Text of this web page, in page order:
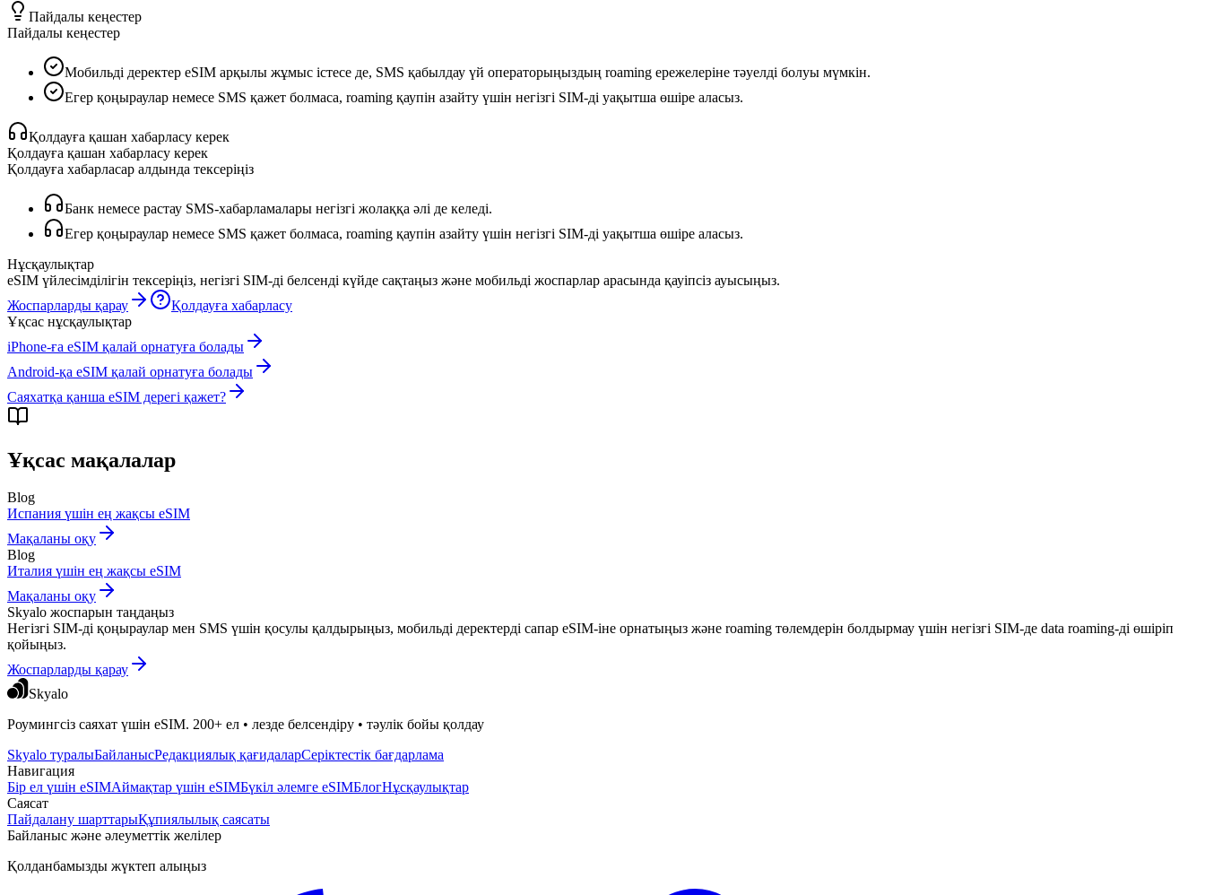
Пайдалы кеңестер
Пайдалы кеңестер
Мобильді деректер eSIM арқылы жұмыс істесе де, SMS қабылдау үй операторыңыздың roaming ережелеріне тәуелді болуы мүмкін.
Егер қоңыраулар немесе SMS қажет болмаса, roaming қаупін азайту үшін негізгі SIM-ді уақытша өшіре аласыз.
Қолдауға қашан хабарласу керек
Қолдауға қашан хабарласу керек
Қолдауға хабарласар алдында тексеріңіз
Банк немесе растау SMS-хабарламалары негізгі жолаққа әлі де келеді.
Егер қоңыраулар немесе SMS қажет болмаса, roaming қаупін азайту үшін негізгі SIM-ді уақытша өшіре аласыз.
Нұсқаулықтар
eSIM үйлесімділігін тексеріңіз, негізгі SIM-ді белсенді күйде сақтаңыз және мобильді жоспарлар арасында қауіпсіз ауысыңыз.
Жоспарларды қарау
Қолдауға хабарласу
Ұқсас нұсқаулықтар
iPhone-ға eSIM қалай орнатуға болады
Android-қа eSIM қалай орнатуға болады
Саяхатқа қанша eSIM дерегі қажет?
Ұқсас мақалалар
Blog
Испания үшін ең жақсы eSIM
Мақаланы оқу
Blog
Италия үшін ең жақсы eSIM
Мақаланы оқу
Skyalo жоспарын таңдаңыз
Негізгі SIM-ді қоңыраулар мен SMS үшін қосулы қалдырыңыз, мобильді деректерді сапар eSIM-іне орнатыңыз және roaming төлемдерін болдырмау үшін негізгі SIM-де data roaming-ді өшіріп
қойыңыз.
Жоспарларды қарау
Skyalo
Роумингсіз саяхат үшін eSIM. 200+ ел • лезде белсендіру • тәулік бойы қолдау
Skyalo туралыБайланысРедакциялық қағидаларСеріктестік бағдарлама
Навигация
Бір ел үшін eSIMАймақтар үшін eSIMБүкіл әлемге eSIMБлогНұсқаулықтар
Саясат
Пайдалану шарттарыҚұпиялылық саясаты
Байланыс және әлеуметтік желілер
Қолданбамызды жүктеп алыңыз